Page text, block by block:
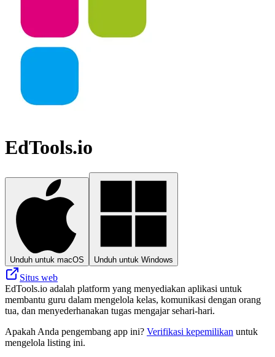
EdTools.io
Unduh untuk macOS Unduh untuk Windows
Situs web
EdTools.io adalah platform yang menyediakan aplikasi untuk
membantu guru dalam mengelola kelas, komunikasi dengan orang
tua, dan menyederhanakan tugas mengajar sehari-hari.
Apakah Anda pengembang app ini? Verifikasi kepemilikan untuk
mengelola listing ini.